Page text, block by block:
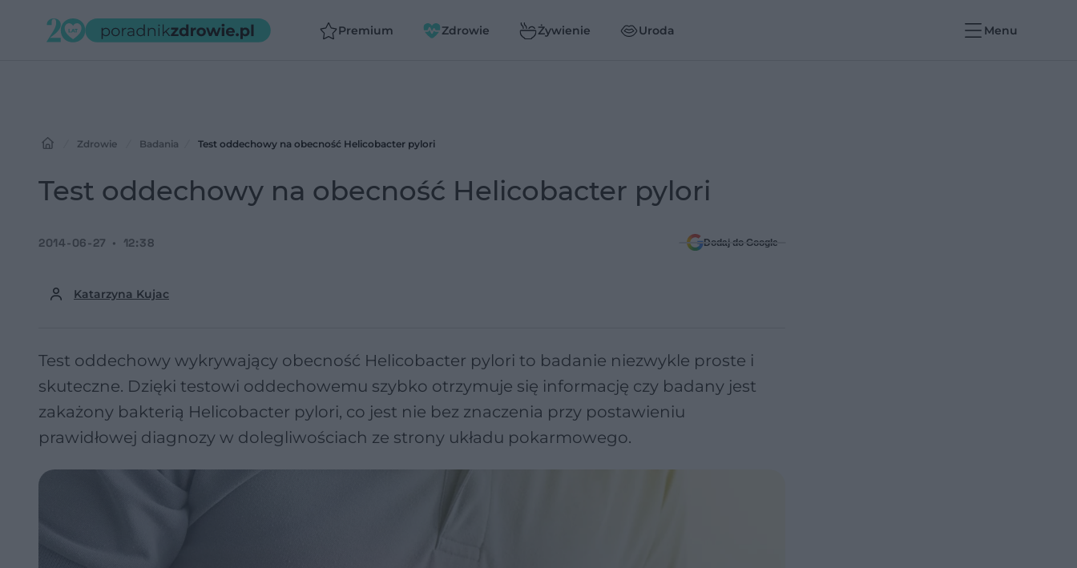
Premium Zdrowie Żywienie Uroda Menu
Zdrowie Badania Test oddechowy na obecność Helicobacter pylori
Test oddechowy na obecność Helicobacter pylori
Katarzyna Kujac
2014-06-27 12:38 Dodaj do Google
Test oddechowy wykrywający obecność Helicobacter pylori to badanie niezwykle proste i
skuteczne. Dzięki testowi oddechowemu szybko otrzymuje się informację czy badany jest
zakażony bakterią Helicobacter pylori, co jest nie bez znaczenia przy postawieniu
prawidłowej diagnozy w dolegliwościach ze strony układu pokarmowego.